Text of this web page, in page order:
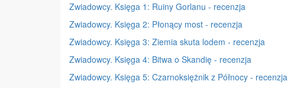
Zwiadowcy. Księga 1: Ruiny Gorlanu - recenzja
Zwiadowcy. Księga 2: Płonący most - recenzja
Zwiadowcy. Księga 3: Ziemia skuta lodem - recenzja
Zwiadowcy. Księga 4: Bitwa o Skandię - recenzja
Zwiadowcy. Księga 5: Czarnoksiężnik z Północy - recenzja